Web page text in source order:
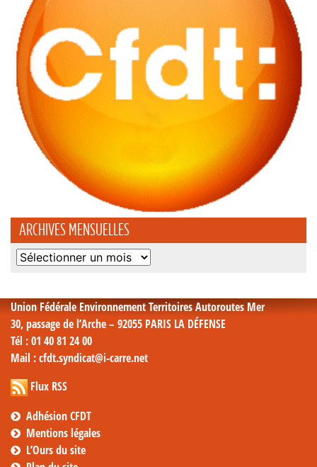
ARCHIVES MENSUELLES
Archives
Union Fédérale Environnement Territoires Autoroutes Mer
30, passage de l’Arche – 92055 PARIS LA DÉFENSE
Tél : 01 40 81 24 00
Mail : cfdt.syndicat@i-carre.net
Flux RSS
Adhésion CFDT
Mentions légales
L’Ours du site